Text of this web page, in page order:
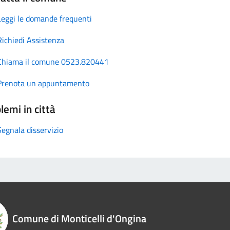
le domande frequenti
Assistenza
il comune 0523.820441
un appuntamento
in città
disservizio
Comune di Monticelli d'Ongina